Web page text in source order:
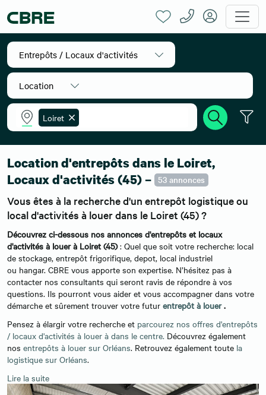
Entrepôts / Locaux d'activités
Location
Loiret
Location d'entrepôts dans le Loiret,
Locaux d'activités (45) – 53 annonces
Vous êtes à la recherche d'un entrepôt logistique ou
local d'activités à louer dans le Loiret (45) ?
Découvrez ci-dessous nos annonces d'entrepôts et locaux
d'activités à louer à Loiret (45): Quel que soit votre recherche: local
de stockage, entrepôt frigorifique, depot, local industriel
ou hangar. CBRE vous apporte son expertise. N’hésitez pas à
contacter nos consultants qui seront ravis de répondre à vos
questions. Ils pourront vous aider et vous accompagner dans votre
démarche et sûrement trouver votre futur entrepôt à louer.
Pensez à élargir votre recherche et parcourez nos offres d'entrepôts
/ locaux d'activités à louer à dans le centre. Découvrez également
nos entrepôts à louer sur Orléans. Retrouvez également toute la
logistique sur Orléans.
Lire la suite